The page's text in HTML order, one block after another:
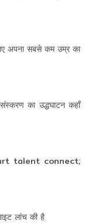
अपना सबसे कम उम्र का
का उद्धघाटन कहाँ
talent connect;
लांच की है